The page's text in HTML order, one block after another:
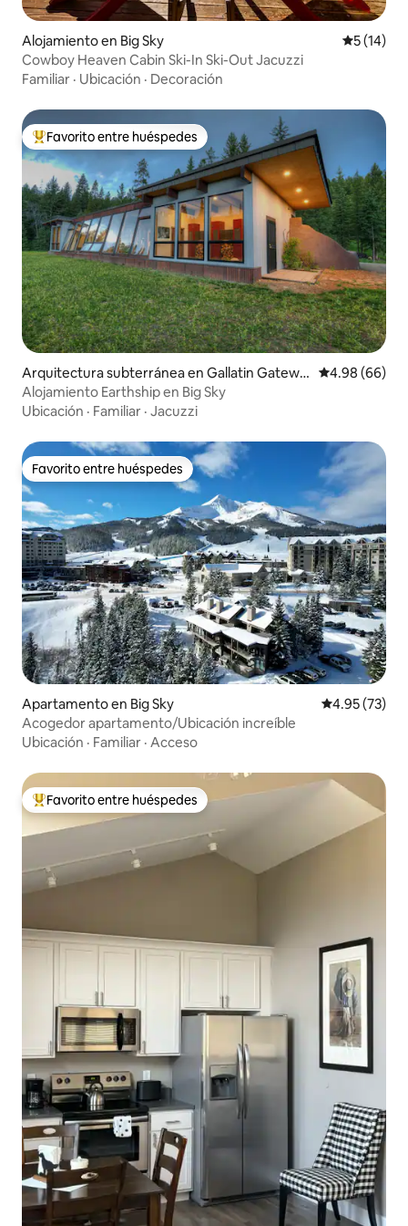
Alojamiento en Big Sky
5 (14)
Cowboy Heaven Cabin Ski-In Ski-Out Jacuzzi
Familiar · Ubicación · Decoración
Favorito entre huéspedes preferido
Favorito entre huéspedes
Arquitectura subterránea en Gallatin Gatewa
y
Calificación
4.98 (66)
Alojamiento Earthship en Big Sky
Ubicación · Familiar · Jacuzzi
Favorito entre huéspedes
Favorito entre huéspedes
Apartamento en Big Sky Calificación
4.95 (73)
Acogedor apartamento/Ubicación increíble
Ubicación · Familiar · Acceso
Favorito entre huéspedes preferido
Favorito entre huéspedes